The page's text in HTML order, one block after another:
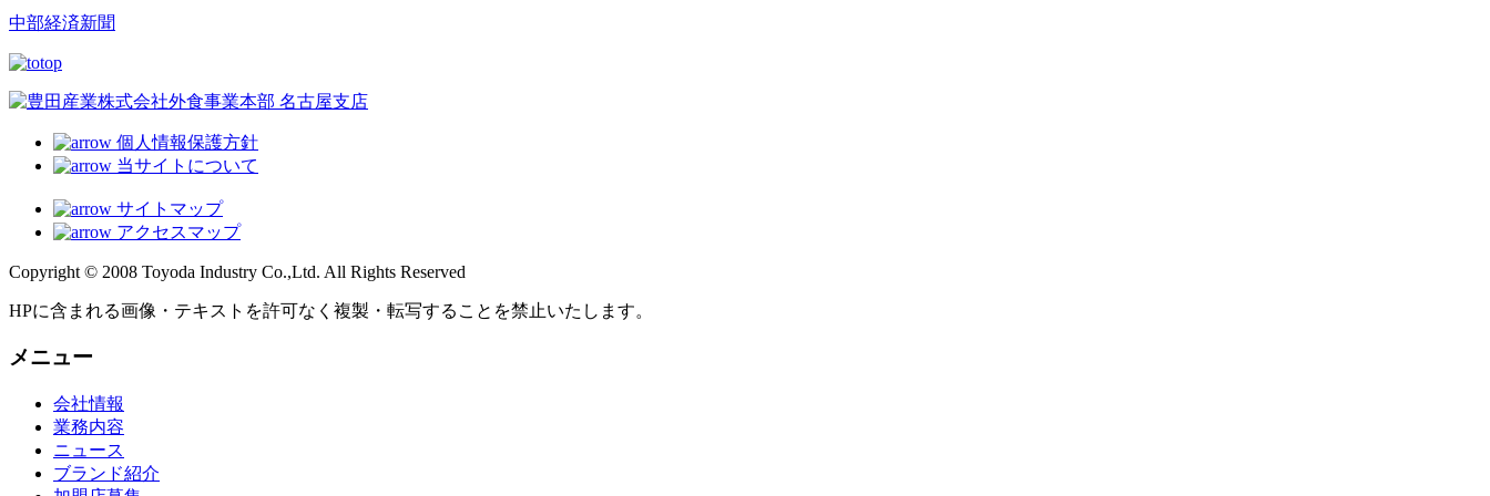
中部経済新聞
個人情報保護方針
当サイトについて
サイトマップ
アクセスマップ
Copyright © 2008 Toyoda Industry Co.,Ltd. All Rights Reserved
HPに含まれる画像・テキストを許可なく複製・転写することを禁止いたします。
メニュー
会社情報
業務内容
ニュース
ブランド紹介